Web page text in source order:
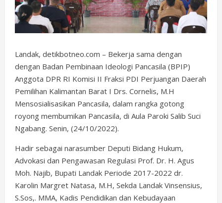
Landak, detikbotneo.com – Bekerja sama dengan
dengan Badan Pembinaan Ideologi Pancasila (BPIP)
Anggota DPR RI Komisi II Fraksi PDI Perjuangan Daerah
Pemilihan Kalimantan Barat I Drs. Cornelis, M.H
Mensosialisasikan Pancasila, dalam rangka gotong
royong membumikan Pancasila, di Aula Paroki Salib Suci
Ngabang. Senin, (24/10/2022).
Hadir sebagai narasumber Deputi Bidang Hukum,
Advokasi dan Pengawasan Regulasi Prof. Dr. H. Agus
Moh. Najib, Bupati Landak Periode 2017-2022 dr.
Karolin Margret Natasa, M.H, Sekda Landak Vinsensius,
S.Sos,. MMA, Kadis Pendidikan dan Kebudayaan